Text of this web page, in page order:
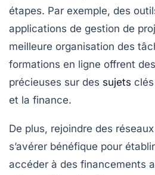
étapes. Par exemple, des
applications de gestion de
meilleure organisation des
formations en ligne offrent
précieuses sur des sujets
et la finance.
De plus, rejoindre des
s’avérer bénéfique pour
accéder à des financements